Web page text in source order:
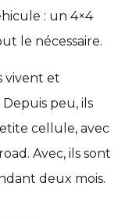
: un 4×4
le nécessaire.
vivent et
peu, ils
cellule, avec
Avec, ils sont
deux mois.